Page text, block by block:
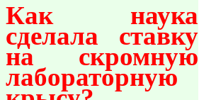
Как наука
сделала ставку
на скромную
лабораторную